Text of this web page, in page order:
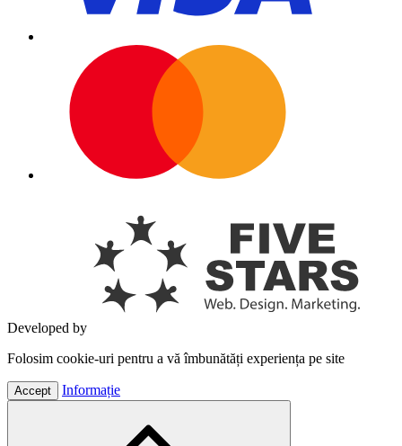
Developed by
Folosim cookie-uri pentru a vă îmbunătăți experiența pe site
Accept Informație